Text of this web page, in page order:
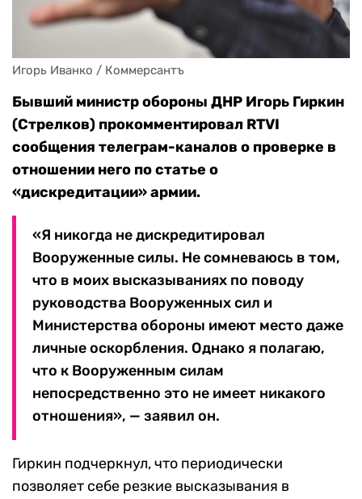
Игорь Иванко / Коммерсантъ
Бывший министр обороны ДНР Игорь Гиркин
(Стрелков) прокомментировал RTVI
сообщения телеграм-каналов о проверке в
отношении него по статье о
«дискредитации» армии.
«Я никогда не дискредитировал
Вооруженные силы. Не сомневаюсь в том,
что в моих высказываниях по поводу
руководства Вооруженных сил и
Министерства обороны имеют место даже
личные оскорбления. Однако я полагаю,
что к Вооруженным силам
непосредственно это не имеет никакого
отношения», — заявил он.
Гиркин подчеркнул, что периодически
позволяет себе резкие высказывания в